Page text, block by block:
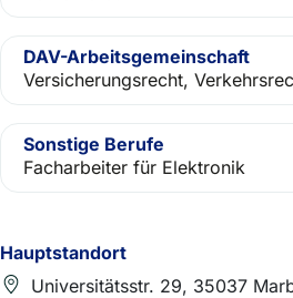
Hauptstandort
Universitätsstr. 29, 35037
DAV-Arbeitsgemeinschaft
Versicherungsrecht,
Sonstige Berufe
Facharbeiter für Elektronik